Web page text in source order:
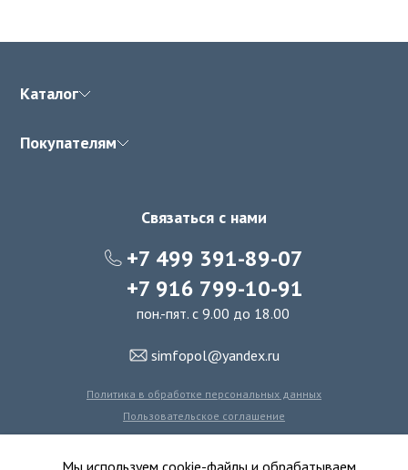
Каталог
Покупателям
Связаться с нами
+7 499 391-89-07
+7 916 799-10-91
пон.-пят. с 9.00 до 18.00
simfopol@yandex.ru
Политика в обработке персональных данных
Пользовательское соглашение
Политика использования файлов cookie
Мы используем cookie-файлы и обрабатываем